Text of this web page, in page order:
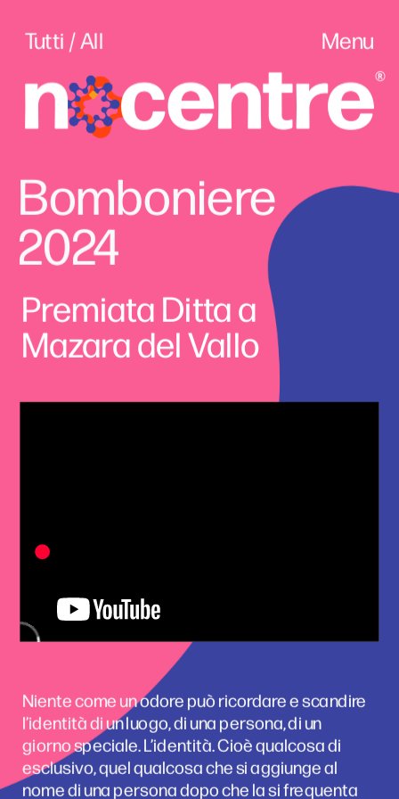
Menu
Tutti / All
Bomboniere
2024
Premiata Ditta a
Mazara del Vallo
Niente come un odore può ricordare e scandire
l’identità di un luogo, di una persona, di un
giorno speciale. L’identità. Cioè qualcosa di
esclusivo, quel qualcosa che si aggiunge al
nome di una persona dopo che la si frequenta